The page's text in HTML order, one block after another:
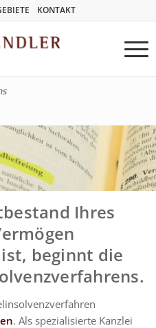
KONTAKT
Ihres
beginnt die
. Als spezialisierte Kanzlei